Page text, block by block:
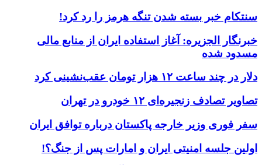
سنتکام خبر بسته شدن تنگه هرمز را رد کرد!
خبرنگار الجزیره: آغاز استفاده ایران از منابع مالی
مسدود شده
دلار در چند ساعت ۱۲ هزار تومان عقب‌نشینی کرد
تصاویر تصادف زنجیره‌ای ۱۲ خودرو در تهران
سفر فوری وزیر خارجه پاکستان درباره توافق ایران
اولین جلسه امنیتی ایران و امارات پس از جنگ؟!